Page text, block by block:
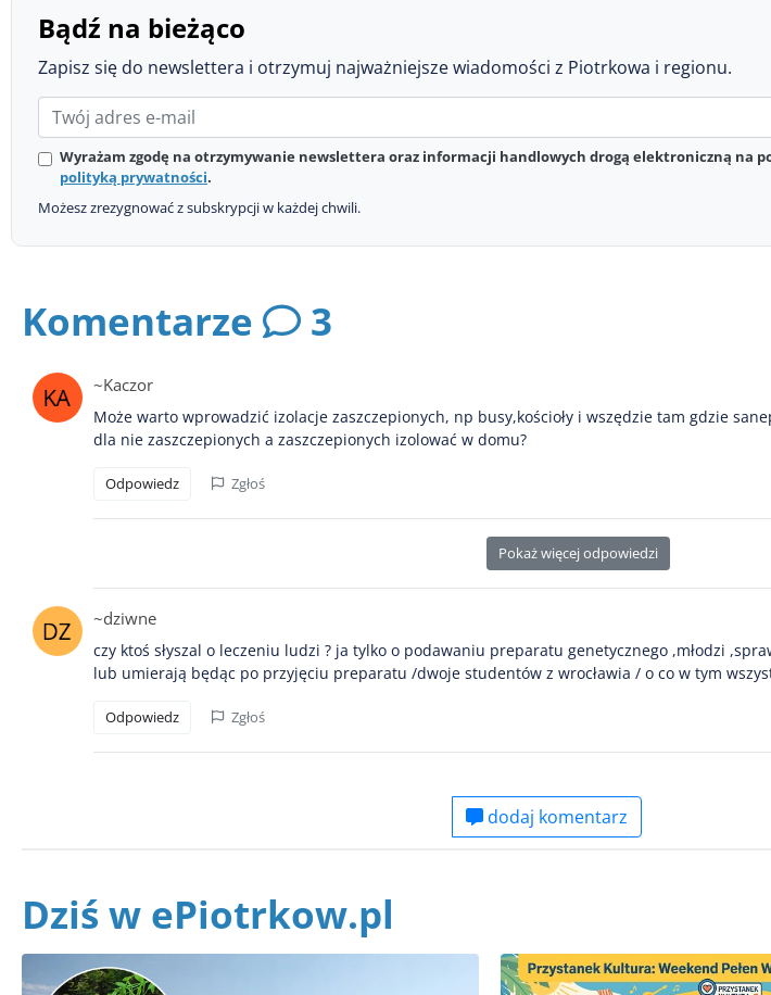
Bądź na bieżąco
Zapisz się do newslettera i otrzymuj najważniejsze wiadomości z Piotrkowa i regionu.
Wyrażam zgodę na otrzymywanie newslettera oraz informacji handlowych drogą elektroniczną na
polityką prywatności.
Możesz zrezygnować z subskrypcji w każdej chwili.
Komentarze 3
~Kaczor
Może warto wprowadzić izolacje zaszczepionych, np busy,kościoły i wszędzie tam gdzie
dla nie zaszczepionych a zaszczepionych izolować w domu?
Odpowiedz Zgłoś
Pokaż więcej odpowiedzi
~dziwne
czy ktoś słyszal o leczeniu ludzi ? ja tylko o podawaniu preparatu genetycznego ,młodzi
lub umierają będąc po przyjęciu preparatu /dwoje studentów z wrocławia / o co w tym
Odpowiedz Zgłoś
dodaj komentarz
Dziś w ePiotrkow.pl